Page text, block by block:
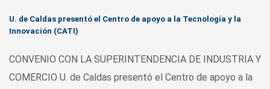
U. de Caldas presentó el Centro de apoyo a la Tecnología y la
Innovación (CATI)
CONVENIO CON LA SUPERINTENDENCIA DE INDUSTRIA Y
COMERCIO U. de Caldas presentó el Centro de apoyo a la